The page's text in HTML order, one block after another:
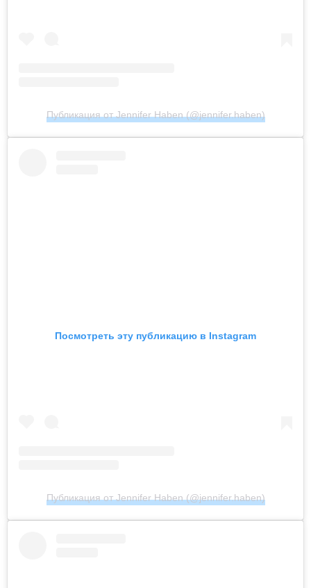
Публикация от Jennifer Haben (@jennifer.haben)
Посмотреть эту публикацию в Instagram
Публикация от Jennifer Haben (@jennifer.haben)